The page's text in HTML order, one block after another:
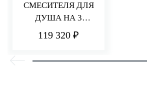
СМЕСИТЕЛЯ ДЛЯ
ДУША НА 3
ПОТРЕБИТЕЛЯ
119 320 ₽